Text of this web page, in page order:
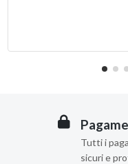
Tutti i
sicuri e